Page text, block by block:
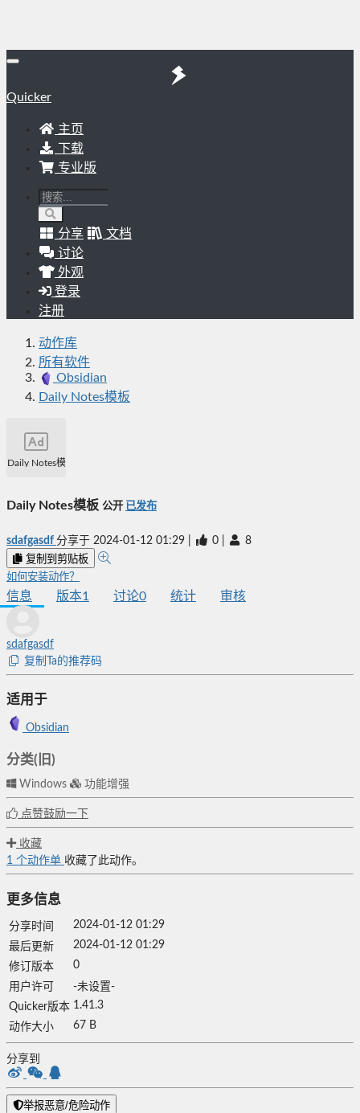
Quicker
主页
下载
专业版
分享
文档
讨论
外观
登录
注册
动作库
所有软件
Obsidian
Daily Notes模板
Daily Notes模板
Daily Notes模板 公开 已发布
sdafgasdf 分享于 2024-01-12 01:29 0 8
复制到剪贴板
如何安装动作？
信息 版本1 讨论0 统计 审核
sdafgasdf
复制Ta的推荐码
适用于
Obsidian
分类(旧)
Windows 功能增强
点赞鼓励一下
收藏
1 个动作单 收藏了此动作。
更多信息
分享时间
2024-01-12 01:29
最后更新
2024-01-12 01:29
修订版本
0
用户许可
-未设置-
Quicker版本 1.41.3
动作大小
67 B
分享到
举报恶意/危险动作